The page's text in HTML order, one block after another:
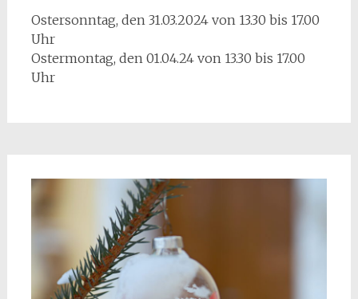
Ostersonntag, den 31.03.2024 von 13.30 bis 17.00
Uhr
Ostermontag, den 01.04.24 von 13.30 bis 17.00
Uhr